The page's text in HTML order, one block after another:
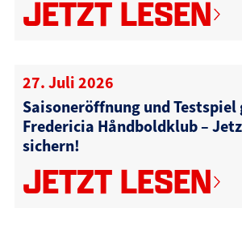
JETZT LESEN
27. Juli 2026
Saisoneröffnung und Testspiel
Fredericia Håndboldklub –
sichern!
JETZT LESEN